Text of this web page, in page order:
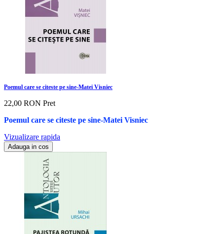
Poemul care se citeste pe sine-Matei Visniec
22,00 RON Pret
Poemul care se citeste pe sine-Matei Visniec
Vizualizare rapida
Adauga in cos